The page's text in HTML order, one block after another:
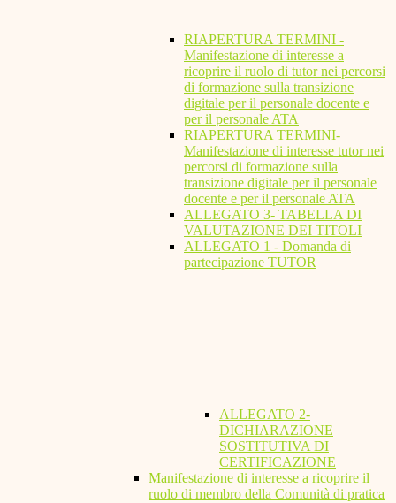
RIAPERTURA TERMINI -
Manifestazione di interesse a
ricoprire il ruolo di tutor nei percorsi
di formazione sulla transizione
digitale per il personale docente e
per il personale ATA
RIAPERTURA TERMINI-
Manifestazione di interesse tutor nei
percorsi di formazione sulla
transizione digitale per il personale
docente e per il personale ATA
ALLEGATO 3- TABELLA DI
VALUTAZIONE DEI TITOLI
ALLEGATO 1 - Domanda di
partecipazione TUTOR
ALLEGATO 2-
DICHIARAZIONE
SOSTITUTIVA DI
CERTIFICAZIONE
Manifestazione di interesse a ricoprire il
ruolo di membro della Comunità di pratica